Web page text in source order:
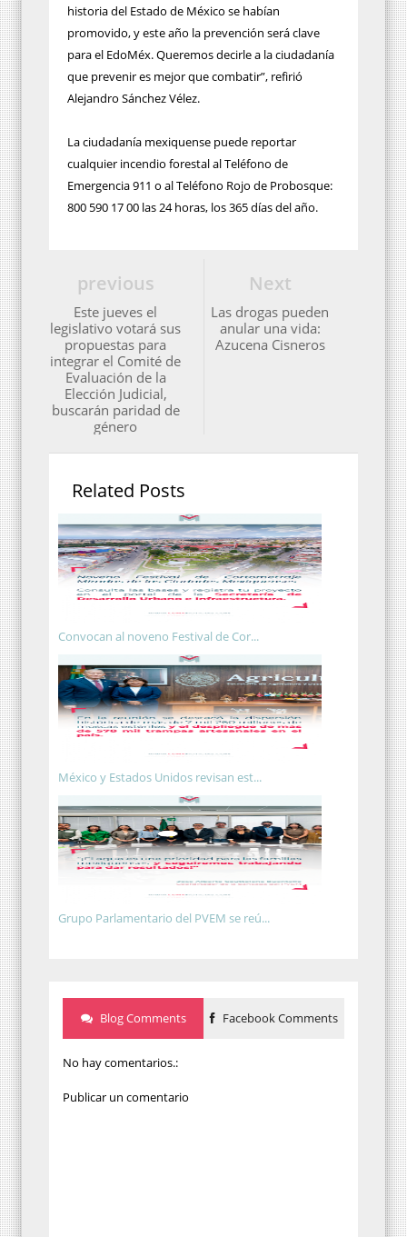
historia del Estado de México se habían
promovido, y este año la prevención será clave
para el EdoMéx. Queremos decirle a la ciudadanía
que prevenir es mejor que combatir”, refirió
Alejandro Sánchez Vélez.
La ciudadanía mexiquense puede reportar
cualquier incendio forestal al Teléfono de
Emergencia 911 o al Teléfono Rojo de Probosque:
800 590 17 00 las 24 horas, los 365 días del año.
Next
Las drogas pueden
anular una vida:
Azucena Cisneros
previous
Este jueves el
legislativo votará sus
propuestas para
integrar el Comité de
Evaluación de la
Elección Judicial,
buscarán paridad de
género
Related Posts
Convocan al noveno Festival de Cor...
México y Estados Unidos revisan est...
Grupo Parlamentario del PVEM se reú...
Blog Comments Facebook Comments
No hay comentarios.:
Publicar un comentario